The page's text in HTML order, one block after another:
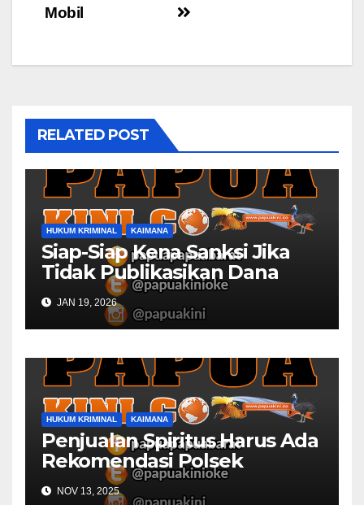
Mobil
RELATED POST
HUKUM KRIMINAL KAIMANA
Siap-Siap Kena Sanksi Jika
Tidak Publikasikan Dana
Desa
JAN 19, 2026
HUKUM KRIMINAL KAIMANA
Penjualan Spiritus Harus Ada
Rekomendasi Polsek
Kaimana
NOV 13, 2025